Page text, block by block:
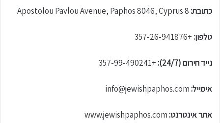
כתובת:
טלפון:+357-26-941876
נייד חירום (24/7): +357-99-490241
אימייל:
אתר אינטרנט: